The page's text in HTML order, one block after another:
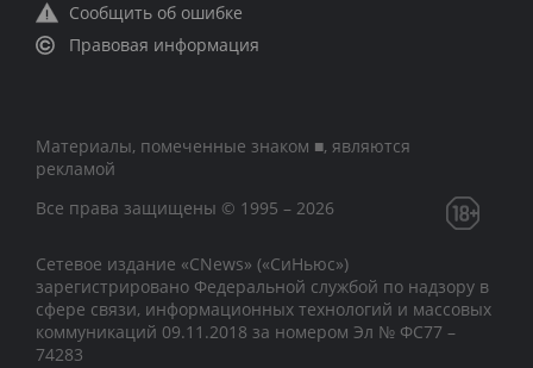
Сообщить об ошибке
Правовая информация
Материалы, помеченные знаком ■, являются
рекламой
Все права защищены © 1995 – 2026
Сетевое издание «CNews» («СиНьюс»)
зарегистрировано Федеральной службой по надзору в
сфере связи, информационных технологий и массовых
коммуникаций 09.11.2018 за номером Эл № ФС77 –
74283